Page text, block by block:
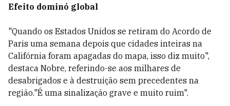
Efeito dominó global
"Quando os Estados Unidos se retiram do Acordo de
Paris uma semana depois que cidades inteiras na
Califórnia foram apagadas do mapa, isso diz muito",
destaca Nobre, referindo-se aos milhares de
desabrigados e à destruição sem precedentes na
região."É uma sinalização grave e muito ruim".